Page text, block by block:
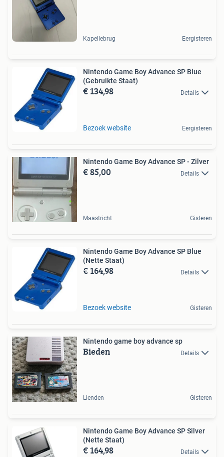
Kapellebrug Eergisteren
Nintendo Game Boy Advance SP Blue
(Gebruikte Staat)
€ 134,98 Details
Bezoek website Eergisteren
Nintendo Game Boy Advance SP - Zilver
€ 85,00 Details
Maastricht Gisteren
Nintendo Game Boy Advance SP Blue
(Nette Staat)
€ 164,98 Details
Bezoek website Gisteren
Nintendo game boy advance sp
Bieden Details
Lienden Gisteren
Nintendo Game Boy Advance SP Silver
(Nette Staat)
€ 164,98 Details